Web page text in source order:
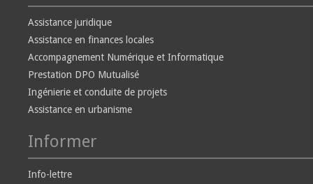
Assistance juridique
Assistance en finances locales
Accompagnement Numérique et Informatique
Prestation DPO Mutualisé
Ingénierie et conduite de projets
Assistance en urbanisme
Informer
Info-lettre